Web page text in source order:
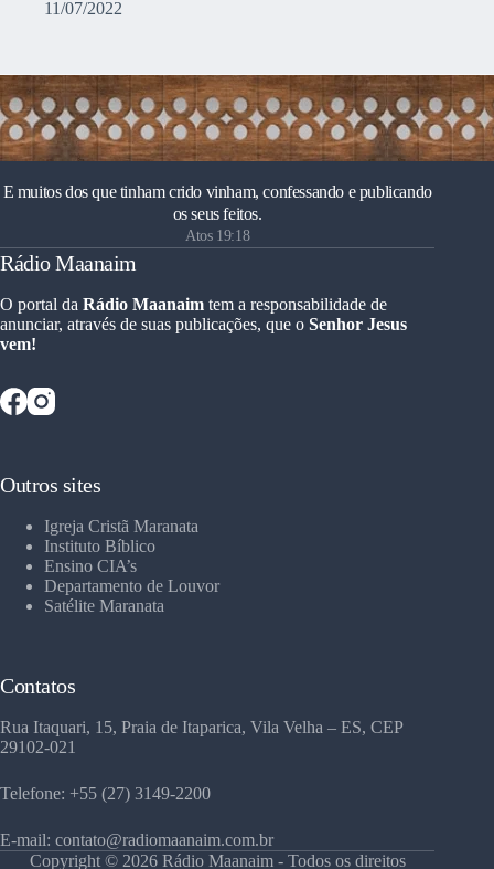
11/07/2022
E muitos dos que tinham crido vinham, confessando e publicando
os seus feitos.
Atos 19:18
Rádio Maanaim
O portal da Rádio Maanaim tem a responsabilidade de
anunciar, através de suas publicações, que o Senhor Jesus
vem!
Outros sites
Igreja Cristã Maranata
Instituto Bíblico
Ensino CIA’s
Departamento de Louvor
Satélite Maranata
Contatos
Rua Itaquari, 15, Praia de Itaparica, Vila Velha – ES, CEP
29102-021
Telefone: +55 (27) 3149-2200
E-mail: contato@radiomaanaim.com.br
Copyright © 2026 Rádio Maanaim - Todos os direitos